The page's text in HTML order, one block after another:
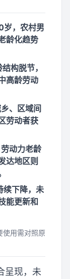
岁，农村男
龄化趋势
构脱节，
高龄劳动
、区域间
劳动者获
动力老龄
达地区则
续下降，未
能更新和
使用需对照原
呈现，未